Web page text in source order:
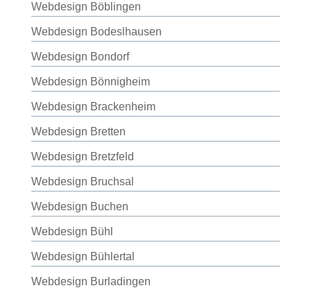
Webdesign Böblingen
Webdesign Bodeslhausen
Webdesign Bondorf
Webdesign Bönnigheim
Webdesign Brackenheim
Webdesign Bretten
Webdesign Bretzfeld
Webdesign Bruchsal
Webdesign Buchen
Webdesign Bühl
Webdesign Bühlertal
Webdesign Burladingen